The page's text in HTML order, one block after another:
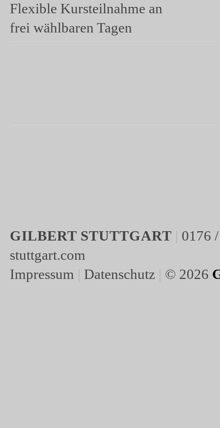
Flexible Kursteilnahme an
frei wählbaren Tagen
GILBERT STUTTGART
0176
stuttgart.com
Impressum
Datenschutz © 2026